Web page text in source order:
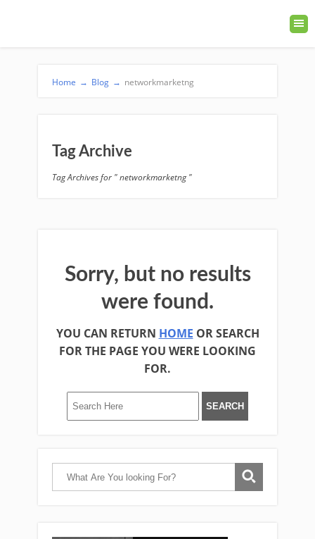
Home → Blog → networkmarketng
Tag Archive
Tag Archives for " networkmarketng "
Sorry, but no results
were found.
YOU CAN RETURN HOME OR SEARCH
FOR THE PAGE YOU WERE LOOKING
FOR.